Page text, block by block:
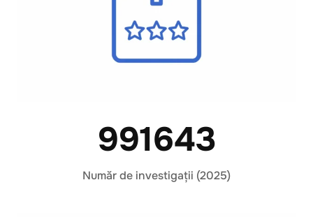
991643
Număr de investigații (2025)